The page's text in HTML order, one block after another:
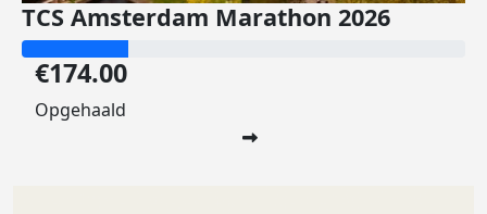
TCS Amsterdam Marathon 2026
€174.00
Opgehaald